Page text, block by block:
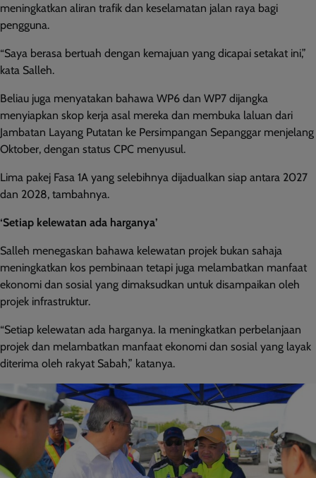
meningkatkan aliran trafik dan keselamatan jalan raya bagi
pengguna.
“Saya berasa bertuah dengan kemajuan yang dicapai setakat ini,”
kata Salleh.
Beliau juga menyatakan bahawa WP6 dan WP7 dijangka
menyiapkan skop kerja asal mereka dan membuka laluan dari
Jambatan Layang Putatan ke Persimpangan Sepanggar menjelang
Oktober, dengan status CPC menyusul.
Lima pakej Fasa 1A yang selebihnya dijadualkan siap antara 2027
dan 2028, tambahnya.
‘Setiap kelewatan ada harganya’
Salleh menegaskan bahawa kelewatan projek bukan sahaja
meningkatkan kos pembinaan tetapi juga melambatkan manfaat
ekonomi dan sosial yang dimaksudkan untuk disampaikan oleh
projek infrastruktur.
“Setiap kelewatan ada harganya. Ia meningkatkan perbelanjaan
projek dan melambatkan manfaat ekonomi dan sosial yang layak
diterima oleh rakyat Sabah,” katanya.